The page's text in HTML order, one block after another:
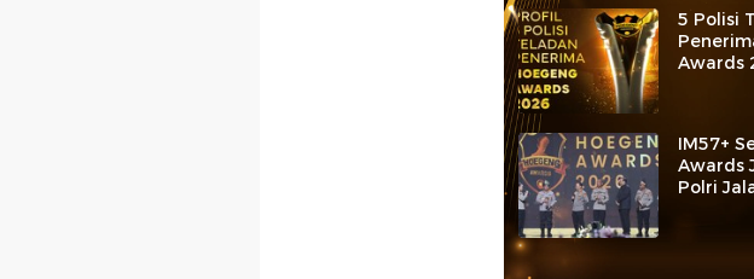
5 Polisi
Awards
IM57+
Awards
Polri